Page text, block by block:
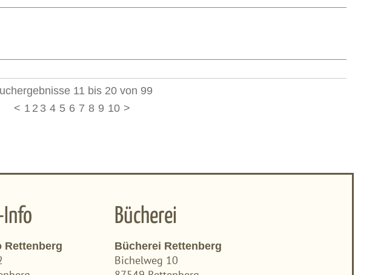
11 bis 20 von 99
< 1 2 3 4 5 6 7 8 9 10 >
Info Bücherei
Bücherei Rettenberg
Bichelweg 10